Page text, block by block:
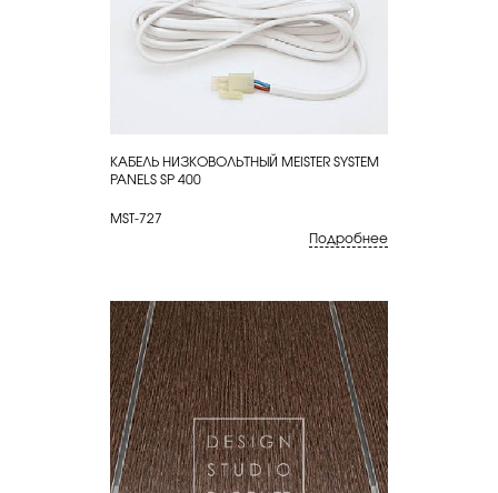
КУПИТЬ
КАБЕЛЬ НИЗКОВОЛЬТНЫЙ MEISTER SYSTEM
PANELS SP 400
MST-727
Подробнее